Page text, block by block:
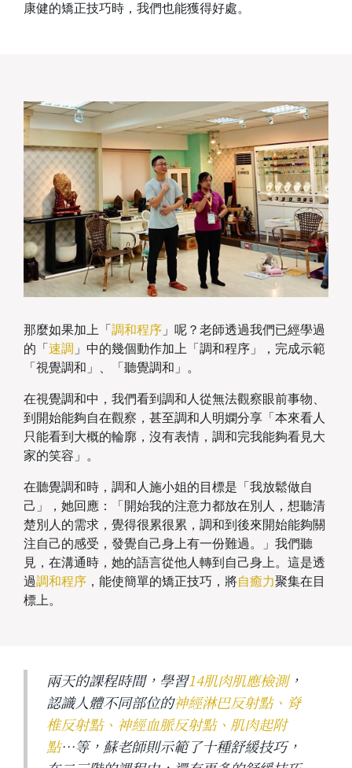
康健的矯正技巧時，我們也能獲得好處。
那麼如果加上「 調和程序 」呢？老師透過我們已經學過
的「 速調 」中的幾個動作加上「調和程序」，完成示範
「視覺調和」、「聽覺調和」。
在視覺調和中，我們看到調和人從無法觀察眼前事物、
到開始能夠自在觀察，甚至調和人明嫻分享「本來看人
只能看到大概的輪廓，沒有表情，調和完我能夠看見大
家的笑容」。
在聽覺調和時，調和人施小姐的目標是「我放鬆做自
己」，她回應：「開始我的注意力都放在別人，想聽清
楚別人的需求，覺得很累很累，調和到後來開始能夠關
注自己的感受，發覺自己身上有一份難過。」我們聽
見，在溝通時，她的語言從他人轉到自己身上。這是透
過調和程序 ，能使簡單的矯正技巧，將自癒力聚集在目
標上。
兩天的課程時間，學習14肌肉肌應檢測，
認識人體不同部位的神經淋巴反射點、脊
椎反射點、神經血脈反射點、肌肉起附
點…等，蘇老師則示範了十種舒緩技巧，